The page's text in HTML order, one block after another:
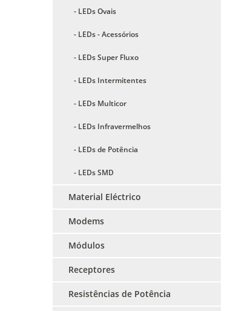
- LEDs Ovais
- LEDs - Acessórios
- LEDs Super Fluxo
- LEDs Intermitentes
- LEDs Multicor
- LEDs Infravermelhos
- LEDs de Potência
- LEDs SMD
Material Eléctrico
Modems
Módulos
Receptores
Resistências de Potência